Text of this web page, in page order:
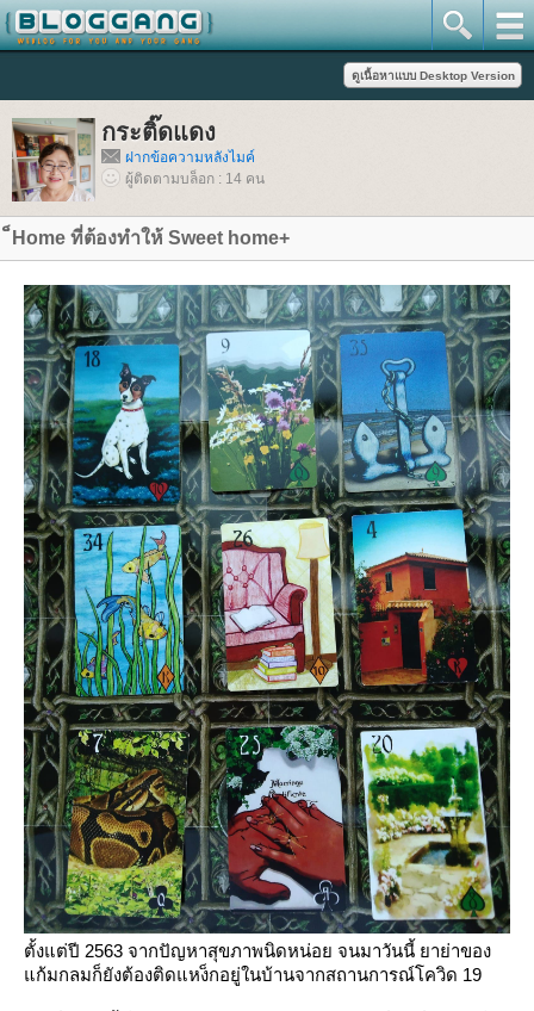
กระติ๊ดแดง
ฝากข้อความหลังไมค์
ผู้ติดตามบล็อก : 14 คน
็Home ที่ต้องทำให้ Sweet home+
ตั้งแต่ปี 2563 จากปัญหาสุขภาพนิดหน่อย จนมาวันนี้ ยาย่าของ
ก้มกลมก็ยังต้องติดแหง็กอยู่ในบ้านจากสถานการณ์โควิด 19